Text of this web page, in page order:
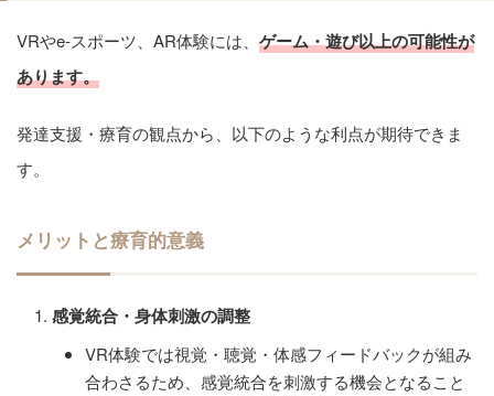
VRやe-スポーツ、AR体験には、 ゲーム・遊び以上の可能性が
あります。
発達支援・療育の観点から、以下のような利点が期待できま
す。
メリットと療育的意義
感覚統合・身体刺激の調整
VR体験では視覚・聴覚・体感フィードバックが組み
合わさるため、感覚統合を刺激する機会となること